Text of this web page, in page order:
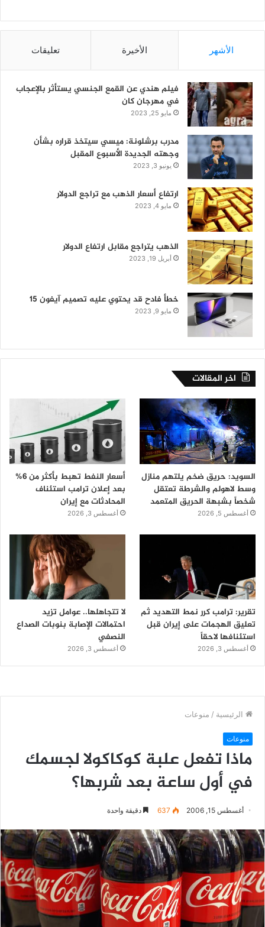
الأشهر الأخيرة تعليقات
فيلم هندي عن القمع الجنسي يستأثر بالإعجاب
في مهرجان كان
مايو 25, 2023
مدرب برشلونة: ميسي سيتخذ قراره بشأن
وجهته الجديدة الأسبوع المقبل
يونيو 3, 2023
ارتفاع أسعار الذهب مع تراجع الدولار
مايو 4, 2023
الذهب يتراجع مقابل ارتفاع الدولار
أبريل 19, 2023
خطأ فادح قد يحتوي عليه تصميم آيفون 15
مايو 9, 2023
اخر المقالات
السويد: حريق ضخم يلتهم منازل
وسط لاهولم والشرطة تعتقل
شخصاً بشبهة الحريق المتعمد
أغسطس 5, 2026
أسعار النفط تهبط بأكثر من 6%
بعد إعلان ترامب استئناف
المحادثات مع إيران
أغسطس 3, 2026
تقرير: ترامب كرر نمط التهديد ثم
تعليق الهجمات على إيران قبل
استئنافها لاحقاً
أغسطس 3, 2026
لا تتجاهلها.. عوامل تزيد
احتمالات الإصابة بنوبات الصداع
النصفي
أغسطس 3, 2026